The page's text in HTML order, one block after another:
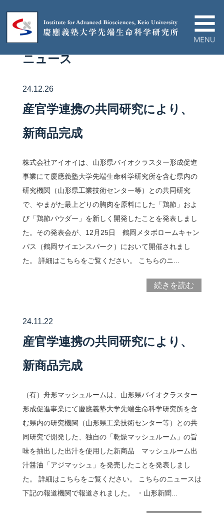
教育関連
産官学連携
ニュース
24.12.26
産官学連携の共同研究により、
新商品完成
株式会社アイオイは、山形県バイオクラスター形成促進
事業にて慶應義塾大学先端生命科学研究所を含む県内の
研究機関（山形県工業技術センター等）との共同研究
で、やまがた最上どりの胸肉を原料にした「鶏節」およ
び「鶏節パウダー」を新しく開発したことを発表しまし
た。その発表会が、12月25日 鶴岡メタボロームキャン
パス（鶴岡サイエンスパーク）において開催されまし
た。 詳細はこちらをご覧ください。 こちらのニ...
続きを読む
24.11.22
産官学連携の共同研究により、
新商品完成
（有）舟形マッシュルームは、山形県バイオクラスター
形成促進事業にて慶應義塾大学先端生命科学研究所を含
む県内の研究機関（山形県工業技術センター等）との共
同研究で開発した、独自の「乾燥マッシュルーム」の旨
味を抽出した出汁を使用した新商品 マッシュルーム出
汁醤油「アジマッシュ」を発売したことを発表しまし
た。 詳細はこちらをご覧ください。 こちらのニュースは
下記の報道機関で報道されました。 ・山形新聞...